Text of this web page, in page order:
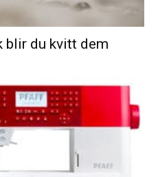
blir du kvitt dem